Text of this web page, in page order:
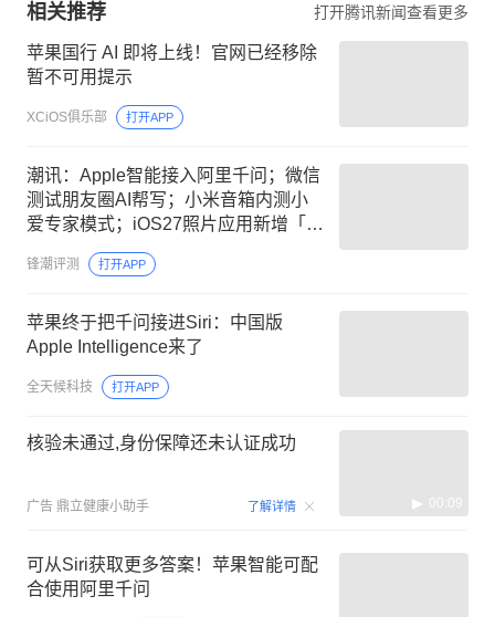
相关推荐 打开腾讯新闻查看更多
苹果国行 AI 即将上线！官网已经移除
暂不可用提示
XCiOS俱乐部 打开APP
潮讯：Apple智能接入阿里千问；微信
测试朋友圈AI帮写；小米音箱内测小
爱专家模式；iOS27照片应用新增「由
我拍摄」筛选
锋潮评测 打开APP
苹果终于把千问接进Siri：中国版
Apple Intelligence来了
全天候科技 打开APP
核验未通过,身份保障还未认证成功
广告 鼎立健康小助手 了解详情 00:09
可从Siri获取更多答案！苹果智能可配
合使用阿里千问